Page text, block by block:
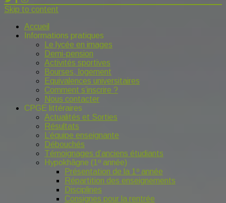
Skip to content
Accueil
Informations pratiques
Le lycée en images
Demi-pension
Activités sportives
Bourses, logement
Equivalences universitaires
Comment s’inscrire ?
Nous contacter
CPGE littéraires
Actualités et Sorties
Résultats
L’équipe enseignante
Débouchés
Témoignages d’anciens étudiants
Hypokhâgne (1º année)
Présentation de la 1º année
Répartition des enseignements
Disciplines
Consignes pour la rentrée